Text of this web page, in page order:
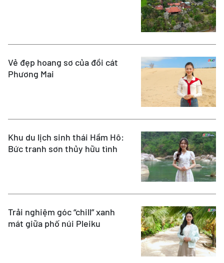
Vẻ đẹp hoang sơ của đồi cát
Phương Mai
Khu du lịch sinh thái Hầm Hô:
Bức tranh sơn thủy hữu tình
Trải nghiệm góc “chill” xanh
mát giữa phố núi Pleiku